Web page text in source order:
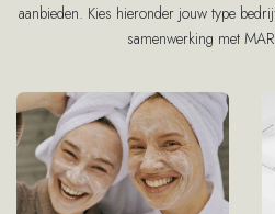
aanbieden. Kies hieronder jouw type
samenwerking met